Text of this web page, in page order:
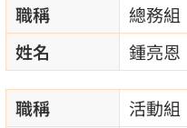
職稱
總務組
姓名
鍾亮恩
職稱
活動組